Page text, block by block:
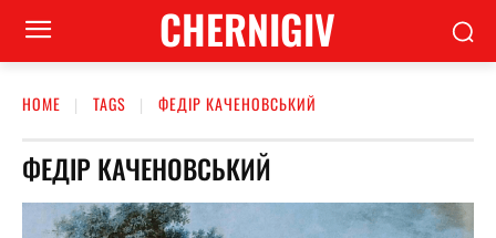
CHERNIGIV
HOME TAGS ФЕДІР КАЧЕНОВСЬКИЙ
ФЕДІР КАЧЕНОВСЬКИЙ